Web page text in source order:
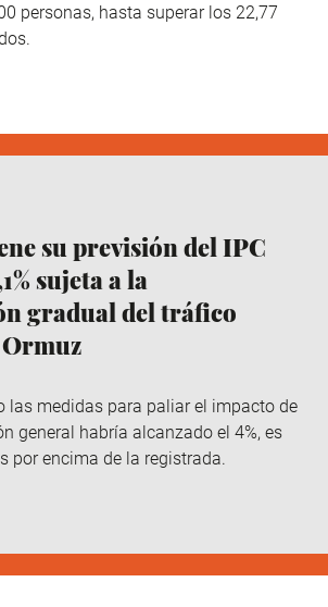
personas, hasta superar los 22,77
su previsión del IPC
sujeta a la
gradual del tráfico
las medidas para paliar el impacto de
general habría alcanzado el 4%, es
por encima de la registrada.